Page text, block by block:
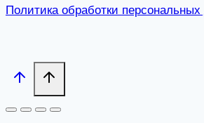
Политика обработки